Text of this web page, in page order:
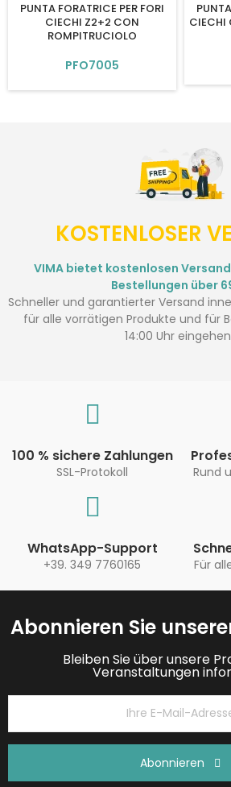
PUNTA FORATRICE PER FORI
CIECHI Z2+2 CON
ROMPITRUCIOLO
PFO7005
CIECHI
KOSTENLOSER
VIMA bietet kostenlosen
Bestellungen über
Schneller und garantierter Versand
für alle vorrätigen Produkte und für
14:00 Uhr
100 % sichere Zahlungen
SSL-Protokoll Rund
WhatsApp-Support
+39. 349 7760165 Für
Abonnieren Sie
Bleiben Sie über unsere
Veranstaltungen
Abonnieren